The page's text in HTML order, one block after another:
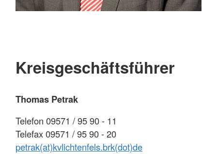
Kreisgeschäftsführer
Thomas Petrak
Telefon 09571 / 95 90 - 11
Telefax 09571 / 95 90 - 20
petrak(at)kvlichtenfels.brk(dot)de